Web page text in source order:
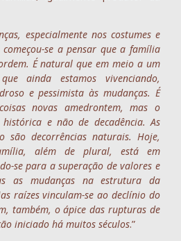
especialmente nos costumes e
começou-se a pensar que a família
É natural que em meio a um
ainda estamos vivenciando,
e pessimista às mudanças. É
novas amedrontem, mas o
e não de decadência. As
são decorrências naturais. Hoje,
além de plural, está em
se para a superação de valores e
as mudanças na estrutura da
raízes vinculam-se ao declínio do
também, o ápice das rupturas de
iniciado há muitos séculos.”